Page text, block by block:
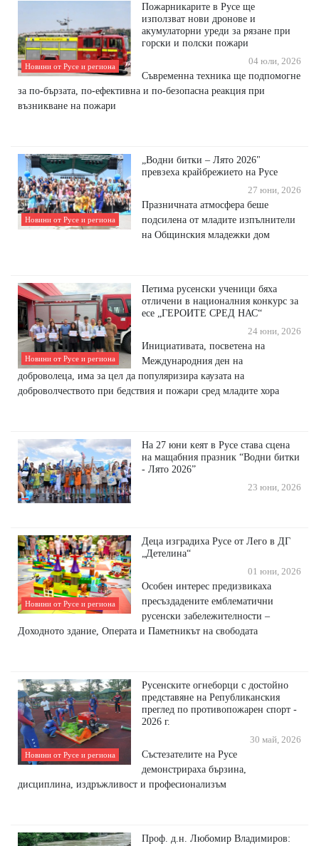
Новини от Русе и региона
Пожарникарите в Русе ще
използват нови дронове и
акумулаторни уреди за рязане при
горски и полски пожари
04 юли, 2026
Съвременна техника ще подпомогне
за по-бързата, по-ефективна и по-безопасна реакция при
възникване на пожари
Новини от Русе и региона
„Водни битки – Лято 2026"
превзеха крайбрежието на Русе
27 юни, 2026
Празничната атмосфера беше
подсилена от младите изпълнители
на Общинския младежки дом
Новини от Русе и региона
Петима русенски ученици бяха
отличени в националния конкурс за
есе „ГЕРОИТЕ СРЕД НАС“
24 юни, 2026
Инициативата, посветена на
Международния ден на
доброволеца, има за цел да популяризира каузата на
доброволчеството при бедствия и пожари сред младите хора
На 27 юни кеят в Русе става сцена
на мащабния празник “Водни битки
- Лято 2026”
23 юни, 2026
Новини от Русе и региона
Деца изградиха Русе от Лего в ДГ
„Детелина“
01 юни, 2026
Особен интерес предизвикаха
пресъздадените емблематични
русенски забележителности –
Доходното здание, Операта и Паметникът на свободата
Новини от Русе и региона
Русенските огнеборци с достойно
представяне на Републиканския
преглед по противопожарен спорт -
2026 г.
30 май, 2026
Състезателите на Русе
демонстрираха бързина,
дисциплина, издръжливост и професионализъм
Проф. д.н. Любомир Владимиров: